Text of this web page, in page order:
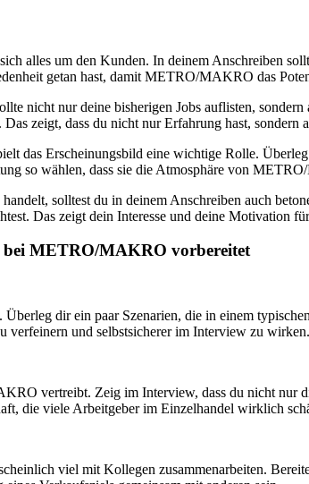
alles um den Kunden. In deinem Anschreiben
getan hast, damit METRO/MAKRO das
nicht nur deine bisherigen Jobs auflisten,
zeigt, dass du nicht nur Erfahrung hast, sondern
das Erscheinungsbild eine wichtige Rolle.
so wählen, dass sie die Atmosphäre von
solltest du in deinem Anschreiben auch
Das zeigt dein Interesse und deine Motivation
bei METRO/MAKRO vorbereitet
dir ein paar Szenarien, die in einem
verfeinern und selbstsicherer im Interview zu wirken.
vertreibt. Zeig im Interview, dass du nicht nur
die viele Arbeitgeber im Einzelhandel wirklich
viel mit Kollegen zusammenarbeiten.